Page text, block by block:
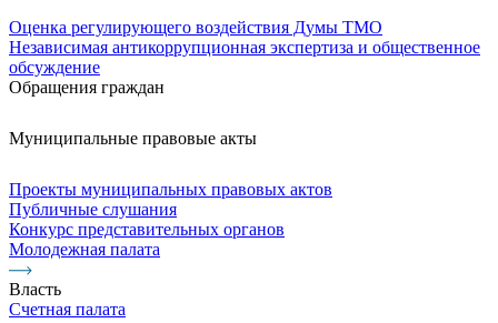
Оценка регулирующего воздействия Думы ТМО
Независимая антикоррупционная экспертиза и общественное
обсуждение
Обращения граждан
Муниципальные правовые акты
Проекты муниципальных правовых актов
Публичные слушания
Конкурс представительных органов
Молодежная палата
Власть
Счетная палата